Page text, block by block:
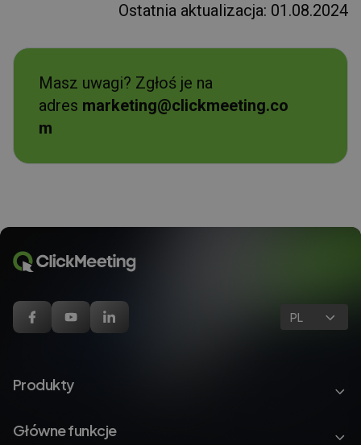
Ostatnia aktualizacja: 01.08.2024
Masz uwagi? Zgłoś je na
adres marketing@clickmeeting.co
m
PL
Produkty
Główne funkcje